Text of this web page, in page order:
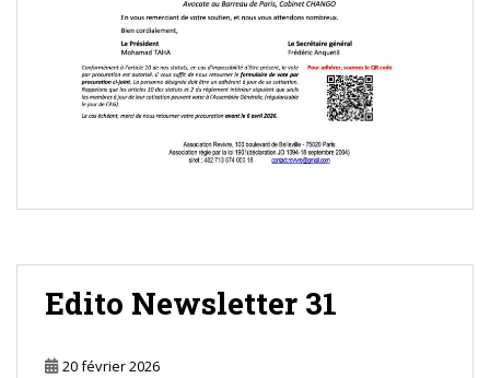
Edito Newsletter 31
20 février 2026